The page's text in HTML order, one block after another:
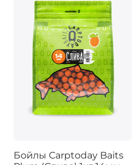
Бойлы Carptoday Baits